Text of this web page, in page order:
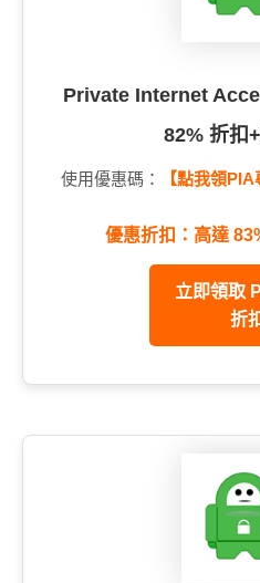
Private Internet
82% 折扣
使用優惠碼： 【點我領PIA
優惠折扣：高達
立即領取
折